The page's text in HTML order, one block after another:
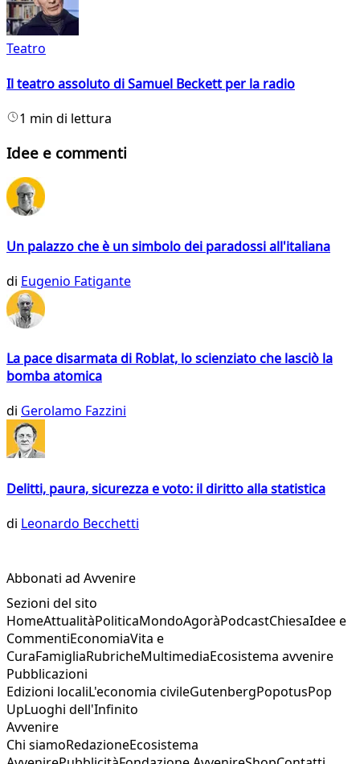
Teatro
Il teatro assoluto di Samuel Beckett per la radio
1 min di lettura
Idee e commenti
Un palazzo che è un simbolo dei paradossi all'italiana
di Eugenio Fatigante
La pace disarmata di Roblat, lo scienziato che lasciò la
bomba atomica
di Gerolamo Fazzini
Delitti, paura, sicurezza e voto: il diritto alla statistica
di Leonardo Becchetti
Abbonati ad Avvenire
Sezioni del sito
HomeAttualitàPoliticaMondoAgoràPodcastChiesaIdee e
CommentiEconomiaVita e
CuraFamigliaRubricheMultimediaEcosistema avvenire
Pubblicazioni
Edizioni localiL'economia civileGutenbergPopotusPop
UpLuoghi dell'Infinito
Avvenire
Chi siamoRedazioneEcosistema